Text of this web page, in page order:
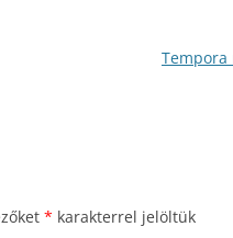
* karakterrel jelöltük